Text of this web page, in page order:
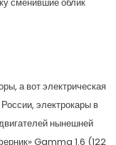
а вот электрическая
электрокары в
нынешней
Gamma 1.6 (122